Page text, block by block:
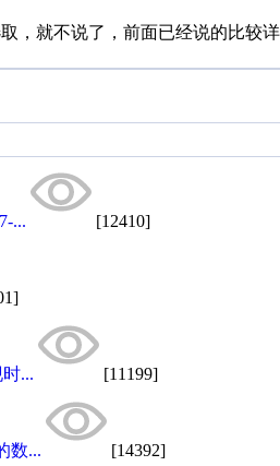
，就不说了，前面已经说的比较
... [12410]
... [11199]
数... [14392]